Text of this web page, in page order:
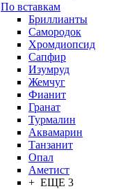
По вставкам
Бриллианты
Самородок
Хромдиопсид
Сапфир
Изумруд
Жемчуг
Фианит
Гранат
Турмалин
Аквамарин
Танзанит
Опал
Аметист
+ ЕЩЕ 3